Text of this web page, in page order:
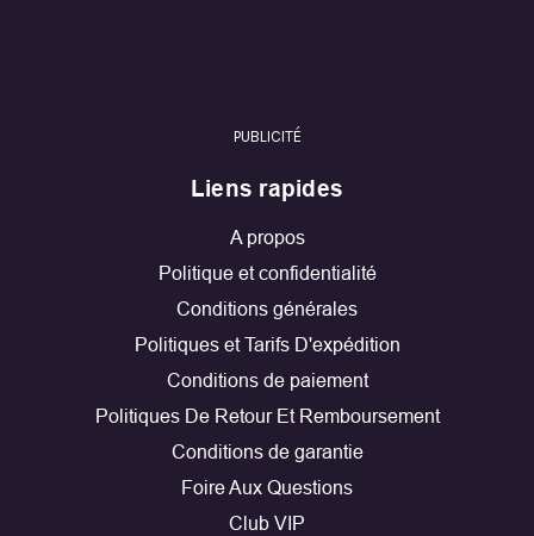
PUBLICITÉ
Liens rapides
A propos
Politique et confidentialité
Conditions générales
Politiques et Tarifs D'expédition
Conditions de paiement
Politiques De Retour Et Remboursement
Conditions de garantie
Foire Aux Questions
Club VIP